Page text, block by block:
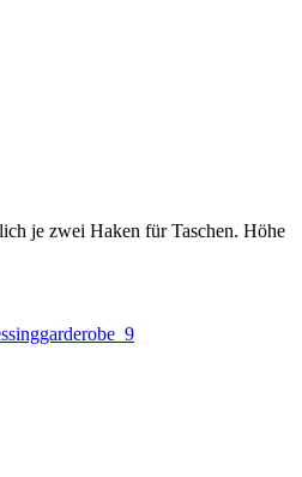
je zwei Haken für Taschen. Höhe